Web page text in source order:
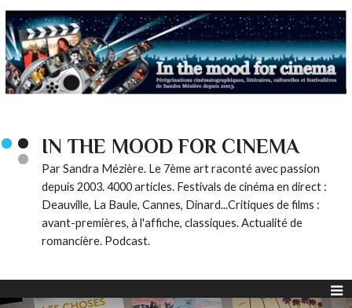
IN THE MOOD FOR CINEMA
Par Sandra Mézière. Le 7ème art raconté avec passion
depuis 2003. 4000 articles. Festivals de cinéma en direct :
Deauville, La Baule, Cannes, Dinard...Critiques de films :
avant-premières, à l'affiche, classiques. Actualité de
romancière. Podcast.